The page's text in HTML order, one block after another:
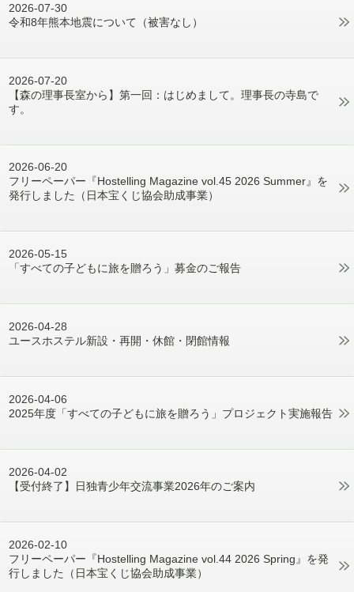
2026-07-30
令和8年熊本地震について（被害なし）
2026-07-20
【森の理事長室から】第一回：はじめまして。理事長の寺島で
す。
2026-06-20
フリーペーパー『Hostelling Magazine vol.45 2026 Summer』を
発行しました（日本宝くじ協会助成事業）
2026-05-15
「すべての子どもに旅を贈ろう」募金のご報告
2026-04-28
ユースホステル新設・再開・休館・閉館情報
2026-04-06
2025年度「すべての子どもに旅を贈ろう」プロジェクト実施報告
2026-04-02
【受付終了】日独青少年交流事業2026年のご案内
2026-02-10
フリーペーパー『Hostelling Magazine vol.44 2026 Spring』を発
行しました（日本宝くじ協会助成事業）